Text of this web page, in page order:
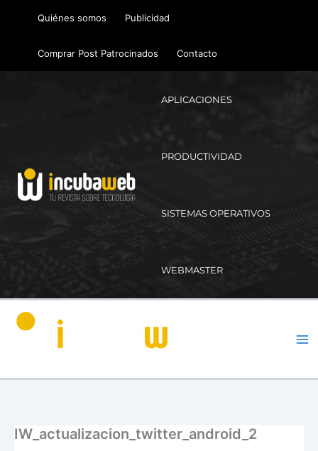
Quiénes somos Publicidad
Comprar Post Patrocinados Contacto
APLICACIONES
PRODUCTIVIDAD
SISTEMAS OPERATIVOS
WEBMASTER
IW_actualizacion_twitter_android_2